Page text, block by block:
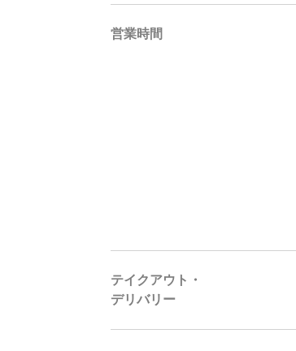
営業時間
テイクアウト・
デリバリー